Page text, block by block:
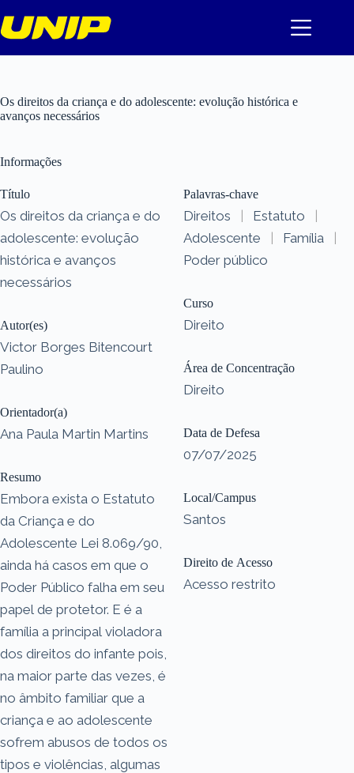
para
o
Os direitos da criança e do adolescente: evolução histórica e
avanços necessários
Informações
Título
Os direitos da criança e do
adolescente: evolução
histórica e avanços
necessários
Autor(es)
Victor Borges Bitencourt
Paulino
Orientador(a)
Ana Paula Martin Martins
Resumo
Embora exista o Estatuto
da Criança e do
Adolescente Lei 8.069/90,
ainda há casos em que o
Poder Público falha em seu
papel de protetor. E é a
família a principal violadora
dos direitos do infante pois,
na maior parte das vezes, é
no âmbito familiar que a
criança e ao adolescente
sofrem abusos de todos os
tipos e violências, algumas
Palavras-chave
Direitos | Estatuto
|
Adolescente
| Família
|
Poder público
Curso
Direito
Área de Concentração
Direito
Data de Defesa
07/07/2025
Local/Campus
Santos
Direito de Acesso
Acesso restrito